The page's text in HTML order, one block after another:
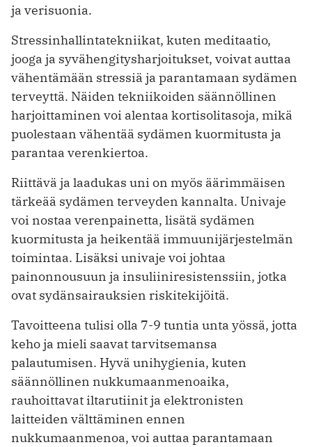
ja verisuonia.
Stressinhallintatekniikat, kuten meditaatio,
jooga ja syvähengitysharjoitukset, voivat auttaa
vähentämään stressiä ja parantamaan sydämen
terveyttä. Näiden tekniikoiden säännöllinen
harjoittaminen voi alentaa kortisolitasoja, mikä
puolestaan vähentää sydämen kuormitusta ja
parantaa verenkiertoa.
Riittävä ja laadukas uni on myös äärimmäisen
tärkeää sydämen terveyden kannalta. Univaje
voi nostaa verenpainetta, lisätä sydämen
kuormitusta ja heikentää immuunijärjestelmän
toimintaa. Lisäksi univaje voi johtaa
painonnousuun ja insuliiniresistenssiin, jotka
ovat sydänsairauksien riskitekijöitä.
Tavoitteena tulisi olla 7-9 tuntia unta yössä, jotta
keho ja mieli saavat tarvitsemansa
palautumisen. Hyvä unihygienia, kuten
säännöllinen nukkumaanmenoaika,
rauhoittavat iltarutiinit ja elektronisten
laitteiden välttäminen ennen
nukkumaanmenoa, voi auttaa parantamaan